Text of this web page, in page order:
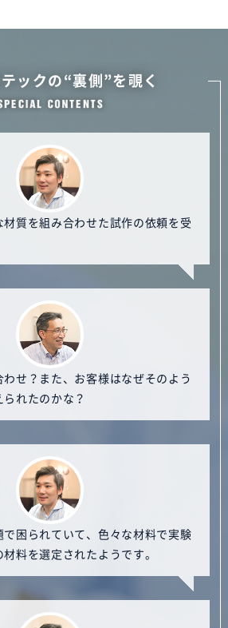
ックの“裏側”を覗く
質を組み合わせた試作の依頼を受
せ？また、お客様はなぜそのよう
れたのかな？
困られていて、色々な材料で実験
料を選定されたようです。